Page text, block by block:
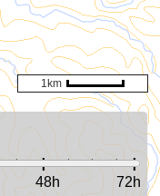
48h 72h
1km